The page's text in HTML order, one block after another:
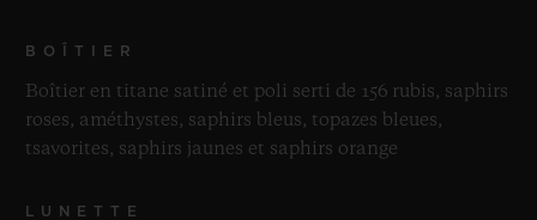
BOÎTIER
Boîtier en titane satiné et poli serti de 156 rubis, saphirs
roses, améthystes, saphirs bleus, topazes bleues,
tsavorites, saphirs jaunes et saphirs orange
LUNETTE